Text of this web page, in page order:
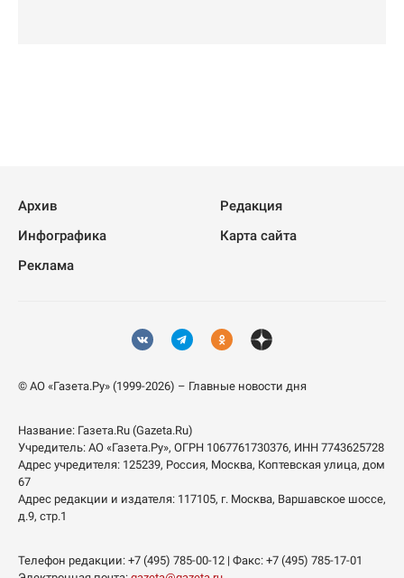
Архив
Редакция
Инфографика
Карта сайта
Реклама
© АО «Газета.Ру» (1999-2026) – Главные новости дня
Название: Газета.Ru (Gazeta.Ru)
Учредитель: АО «Газета.Ру», ОГРН 1067761730376, ИНН 7743625728
Адрес учредителя: 125239, Россия, Москва, Коптевская улица, дом
67
Адрес редакции и издателя: 117105, г. Москва, Варшавское шоссе,
д.9, стр.1
Телефон редакции: +7 (495) 785-00-12 | Факс: +7 (495) 785-17-01